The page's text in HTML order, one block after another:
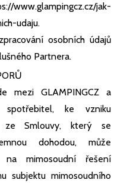
www.glampingcz.cz/jak-
udaju.
osobních údajů
Partnera.
mezi GLAMPINGCZ a
ke vzniku
ze Smlouvy, který se
dohodou, může
mimosoudní řešení
subjektu mimosoudního